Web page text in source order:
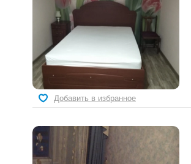
Добавить в избранное